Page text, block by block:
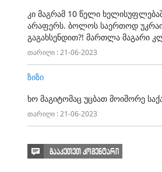
კი მაგრამ 10 წელი
არაფერს. ბოლოს საერთოდ
გაგახსენდით?! მართლა მაგარი
თარიღი : 21-06-2023
ზიზი
ხო მაგიტომაც უცბათ მოიშორე
თარიღი : 21-06-2023
გააკეთეთ კომენტარი